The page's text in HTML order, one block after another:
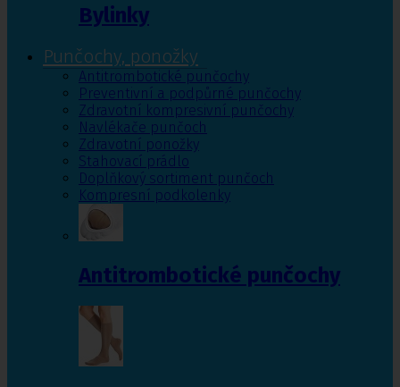
Bylinky
Punčochy, ponožky
Antitrombotické punčochy
Preventivní a podpůrné punčochy
Zdravotní kompresivní punčochy
Navlékače punčoch
Zdravotní ponožky
Stahovací prádlo
Doplňkový sortiment punčoch
Kompresní podkolenky
Antitrombotické punčochy